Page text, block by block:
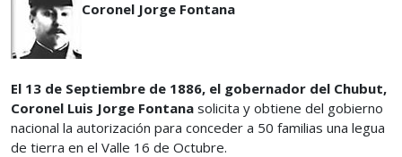
Coronel Jorge Fontana
El 13 de Septiembre de 1886, el gobernador del Chubut,
Coronel Luis Jorge Fontana solicita y obtiene del gobierno
nacional la autorización para conceder a 50 familias una legua
de tierra en el Valle 16 de Octubre.